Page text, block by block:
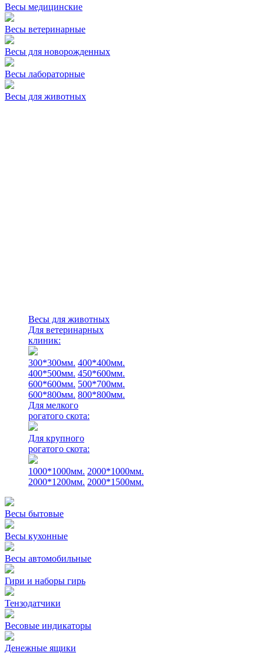
Весы медицинские
Весы ветеринарные
Весы для новорожденных
Весы лабораторные
Весы для животных
Весы для животных
Для ветеринарных
клиник:
300*300мм. 400*400мм.
400*500мм. 450*600мм.
600*600мм. 500*700мм.
600*800мм. 800*800мм.
Для мелкого
рогатого скота:
Для крупного
рогатого скота:
1000*1000мм. 2000*1000мм.
2000*1200мм. 2000*1500мм.
Весы бытовые
Весы кухонные
Весы автомобильные
Гири и наборы гирь
Тензодатчики
Весовые индикаторы
Денежные ящики